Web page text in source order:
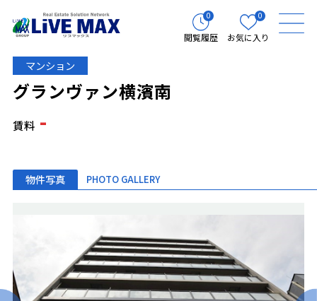
0
閲覧履歴
0
お気に入り
マンション
グランヴァン横濱南
賃料 -
物件写真 PHOTO GALLERY